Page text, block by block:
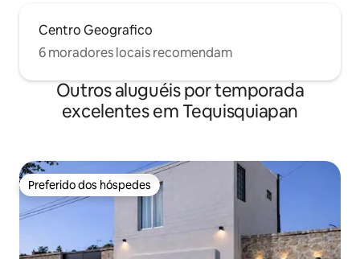
Centro Geografico
6 moradores locais recomendam
Outros aluguéis por temporada
excelentes em Tequisquiapan
Preferido dos hóspedes
Preferido dos hóspedes